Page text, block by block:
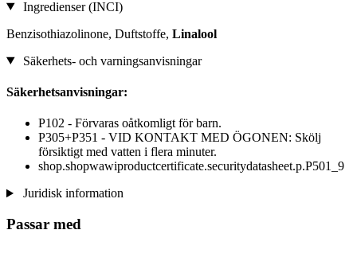
Ingredienser (INCI)
Benzisothiazolinone, Duftstoffe, Linalool
Säkerhets- och varningsanvisningar
Säkerhetsanvisningar:
P102 - Förvaras oåtkomligt för barn.
P305+P351 - VID KONTAKT MED ÖGONEN: Skölj
försiktigt med vatten i flera minuter.
shop.shopwawiproductcertificate.securitydatasheet.p.P501_9
Juridisk information
Passar med